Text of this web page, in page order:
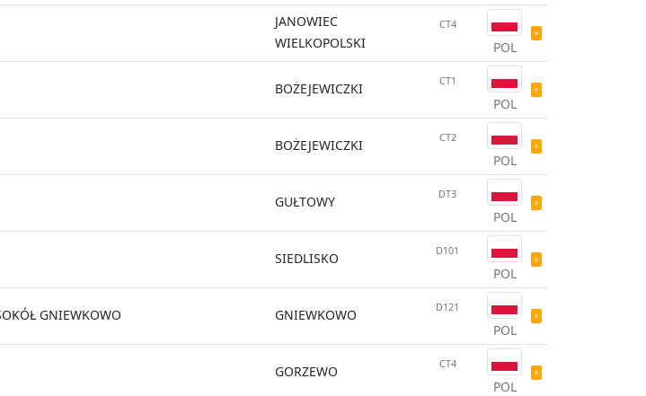
JANOWIEC
WIELKOPOLSKI
CT4
POL
BOŻEJEWICZKI CT1
POL
BOŻEJEWICZKI CT2
POL
GUŁTOWY DT3
POL
SIEDLISKO D101
POL
GNIEWKOWO GNIEWKOWO D121
POL
GORZEWO CT4
POL